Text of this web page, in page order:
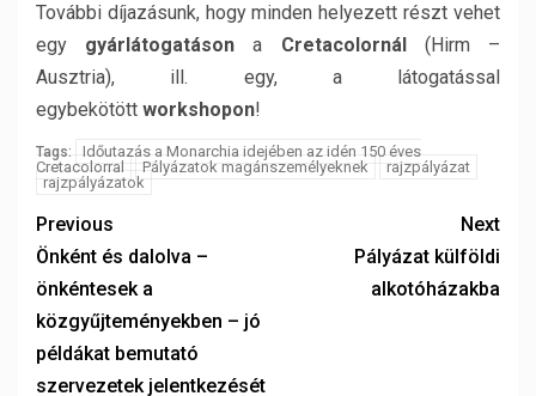
További díjazásunk, hogy minden helyezett részt vehet
egy gyárlátogatáson a Cretacolornál(Hirm –
Ausztria), ill. egy, a látogatással
egybekötött workshopon!
Tags:
Időutazás a Monarchia idejében az idén 150 éves
Cretacolorral
Pályázatok magánszemélyeknek
rajzpályázat
rajzpályázatok
Previous
Önként és dalolva –
önkéntesek a
közgyűjteményekben – jó
példákat bemutató
szervezetek jelentkezését
Next
Pályázat külföldi
alkotóházakba